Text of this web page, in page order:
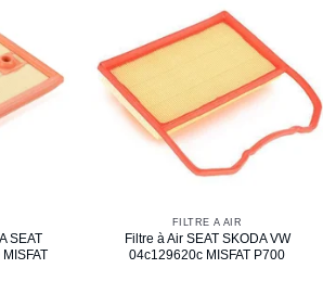
SEAT
FILTRE À AIR
Filtre à Air SEAT SKODA VW
04c129620c MISFAT P700